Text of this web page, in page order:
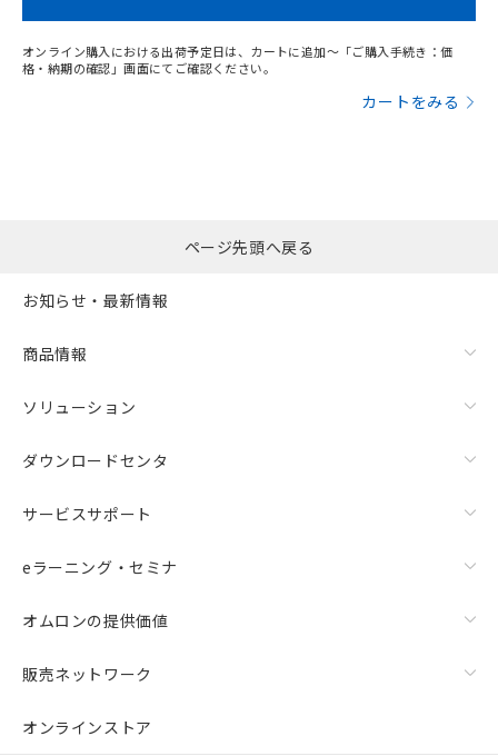
オンライン購入における出荷予定日は、カートに追加～「ご購入手続き：価
格・納期の確認」画面にてご確認ください。
カートをみる
ページ先頭へ戻る
お知らせ・最新情報
商品情報
ソリューション
ダウンロードセンタ
サービスサポート
eラーニング・セミナ
オムロンの提供価値
販売ネットワーク
オンラインストア